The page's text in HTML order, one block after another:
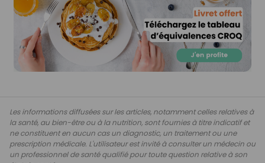
Les informations diffusées sur les articles, notamment celles relatives à
la santé, au bien-être ou à la nutrition, sont fournies à titre indicatif et
ne constituent en aucun cas un diagnostic, un traitement ou une
prescription médicale. L'utilisateur est invité à consulter un médecin ou
un professionnel de santé qualifié pour toute question relative à son